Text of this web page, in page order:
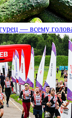
— всему